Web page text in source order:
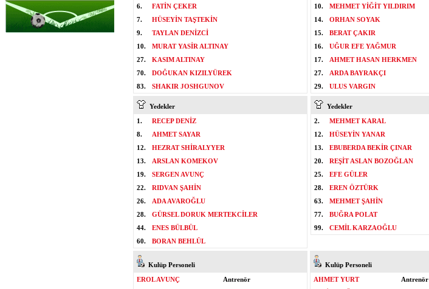
6.
FATİN ÇEKER
7.
HÜSEYİN TAŞTEKİN
9.
TAYLAN DENİZCİ
10.
MURAT YASİR ALTINAY
27.
KASIM ALTINAY
70.
DOĞUKAN KIZILYÜREK
83.
SHAKIR JOSHGUNOV
10.
MEHMET YİĞİT YILDIRIM
14.
ORHAN SOYAK
15.
BERAT ÇAKIR
16.
UĞUR EFE YAĞMUR
17.
AHMET HASAN HERKMEN
27.
ARDA BAYRAKÇI
29.
ULUS VARGIN
Yedekler
1.
RECEP DENİZ
8.
AHMET SAYAR
12.
HEZRAT SHİRALYYER
13.
ARSLAN KOMEKOV
19.
SERGEN AVUNÇ
22.
RIDVAN ŞAHİN
26.
ADA AVAROĞLU
28.
GÜRSEL DORUK MERTEKCİLER
44.
ENES BÜLBÜL
60.
BORAN BEHLÜL
Yedekler
2.
MEHMET KARAL
12.
HÜSEYİN YANAR
13.
EBUBERDA BEKİR ÇINAR
20.
REŞİT ASLAN BOZOĞLAN
25.
EFE GÜLER
28.
EREN ÖZTÜRK
63.
MEHMET ŞAHİN
77.
BUĞRA POLAT
99.
CEMİL KARZAOĞLU
Kulüp Personeli
EROL AVUNÇ
Antrenör
Kulüp Personeli
AHMET YURT
Antrenör